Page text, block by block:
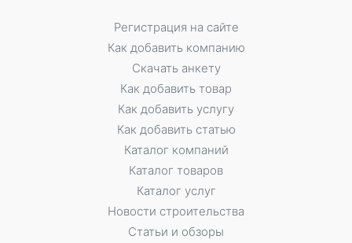
Регистрация на сайте
Как добавить компанию
Скачать анкету
Как добавить товар
Как добавить услугу
Как добавить статью
Каталог компаний
Каталог товаров
Каталог услуг
Новости строительства
Статьи и обзоры